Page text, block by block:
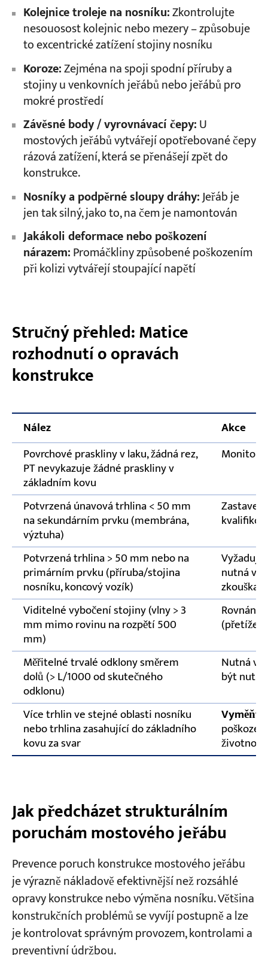
Kolejnice troleje na nosníku:Zkontrolujte
nesouosost kolejnic nebo mezery – způsobuje
to excentrické zatížení stojiny nosníku
Koroze:Zejména na spoji spodní příruby a
stojiny u venkovních jeřábů nebo jeřábů pro
mokré prostředí
Závěsné body / vyrovnávací čepy:U
mostových jeřábů vytvářejí opotřebované čepy
rázová zatížení, která se přenášejí zpět do
konstrukce.
Nosníky a podpěrné sloupy dráhy:Jeřáb je
jen tak silný, jako to, na čem je namontován
Jakákoli deformace nebo poškození
nárazem:Promáčkliny způsobené poškozením
při kolizi vytvářejí stoupající napětí
Stručný přehled: Matice
rozhodnutí o opravách
konstrukce
Nález
Akce
Povrchové praskliny v laku, žádná rez,
PT nevykazuje žádné praskliny v
základním kovu
Monitor
Potvrzená únavová trhlina < 50 mm
na sekundárním prvku (membrána,
výztuha)
Potvrzená trhlina > 50 mm nebo na
primárním prvku (příruba/stojina
nosníku, koncový vozík)
nutná
zkouška
Viditelné vybočení stojiny (vlny > 3
mm mimo rovinu na rozpětí 500
mm)
Rovnání
Měřitelné trvalé odklony směrem
dolů (> L/1000 od skutečného
odklonu)
Nutná
být
Více trhlin ve stejné oblasti nosníku
nebo trhlina zasahující do základního
kovu za svar životnosti
Jak předcházet strukturálním
poruchám mostového jeřábu
Prevence poruch konstrukce mostového jeřábu
je výrazně nákladově efektivnější než rozsáhlé
opravy konstrukce nebo výměna nosníku. Většina
konstrukčních problémů se vyvíjí postupně a lze
je kontrolovat správným provozem, kontrolami a
preventivní údržbou.